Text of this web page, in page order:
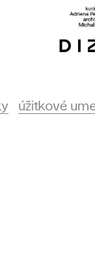
úžitkové